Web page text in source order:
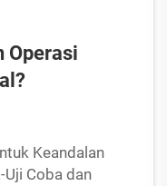
Operasi
Keandalan
Coba dan